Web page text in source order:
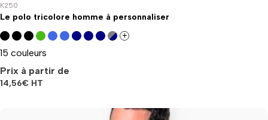
K250
Le polo tricolore homme à personnaliser
+
15 couleurs
Prix à partir de
14,56€ HT